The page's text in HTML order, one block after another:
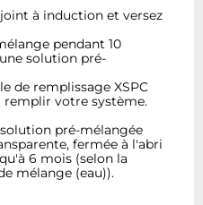
à induction et versez
pendant 10
solution pré-
de remplissage XSPC
remplir votre système.
pré-mélangée
fermée à l'abri
6 mois (selon la
mélange (eau)).